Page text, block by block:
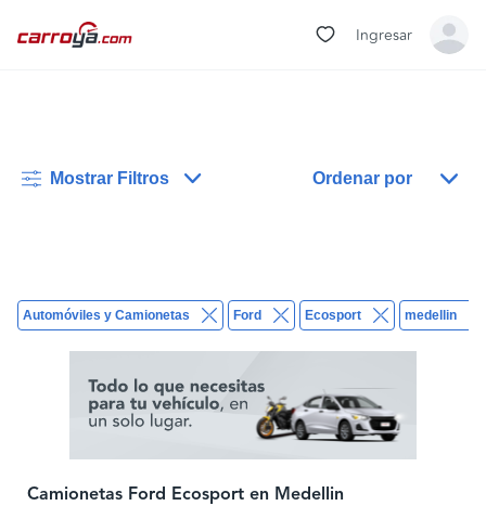
Ingresar
Mostrar Filtros Ordenar por
Automóviles y Camionetas Ford Ecosport medellin
Camionetas Ford Ecosport en Medellin